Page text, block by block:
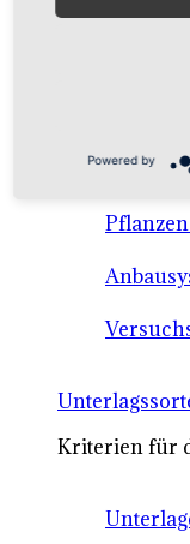
Kriterien für
Powered by